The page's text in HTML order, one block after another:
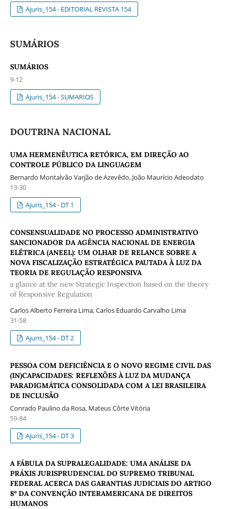
Ajuris_154 - EDITORIAL REVISTA 154
SUMÁRIOS
SUMÁRIOS
9-12
Ajuris_154 - SUMARIOS
DOUTRINA NACIONAL
UMA HERMENÊUTICA RETÓRICA, EM DIREÇÃO AO
CONTROLE PÚBLICO DA LINGUAGEM
Bernardo Montalvão Varjão de Azevêdo, João Maurício Adeodato
13-30
Ajuris_154 - DT 1
CONSENSUALIDADE NO PROCESSO ADMINISTRATIVO
SANCIONADOR DA AGÊNCIA NACIONAL DE ENERGIA
ELÉTRICA (ANEEL): UM OLHAR DE RELANCE SOBRE A
NOVA FISCALIZAÇÃO ESTRATÉGICA PAUTADA À LUZ DA
TEORIA DE REGULAÇÃO RESPONSIVA
a glance at the new Strategic Inspection based on the theory
of Responsive Regulation
Carlos Alberto Ferreira Lima, Carlos Eduardo Carvalho Lima
31-58
Ajuris_154 - DT 2
PESSOA COM DEFICIÊNCIA E O NOVO REGIME CIVIL DAS
(IN)CAPACIDADES: REFLEXÕES À LUZ DA MUDANÇA
PARADIGMÁTICA CONSOLIDADA COM A LEI BRASILEIRA
DE INCLUSÃO
Conrado Paulino da Rosa, Mateus Côrte Vitória
59-84
Ajuris_154 - DT 3
A FÁBULA DA SUPRALEGALIDADE: UMA ANÁLISE DA
PRÁXIS JURISPRUDENCIAL DO SUPREMO TRIBUNAL
FEDERAL ACERCA DAS GARANTIAS JUDICIAIS DO ARTIGO
8º DA CONVENÇÃO INTERAMERICANA DE DIREITOS
HUMANOS